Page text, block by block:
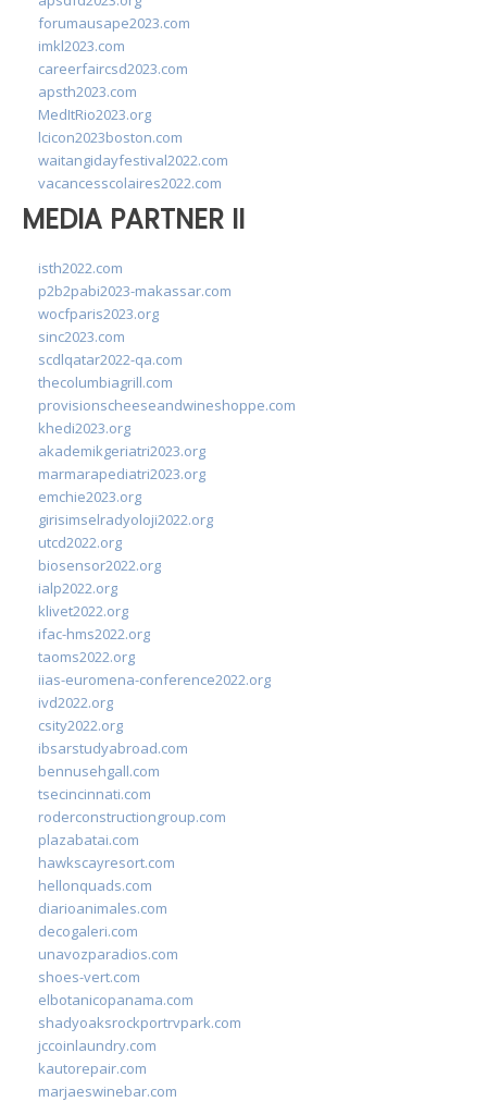
forumausape2023.com
imkl2023.com
careerfaircsd2023.com
apsth2023.com
MedItRio2023.org
lcicon2023boston.com
waitangidayfestival2022.com
vacancesscolaires2022.com
MEDIA PARTNER II
isth2022.com
p2b2pabi2023-makassar.com
wocfparis2023.org
sinc2023.com
scdlqatar2022-qa.com
thecolumbiagrill.com
provisionscheeseandwineshoppe.com
khedi2023.org
akademikgeriatri2023.org
marmarapediatri2023.org
emchie2023.org
girisimselradyoloji2022.org
utcd2022.org
biosensor2022.org
ialp2022.org
klivet2022.org
ifac-hms2022.org
taoms2022.org
iias-euromena-conference2022.org
ivd2022.org
csity2022.org
ibsarstudyabroad.com
bennusehgall.com
tsecincinnati.com
roderconstructiongroup.com
plazabatai.com
hawkscayresort.com
hellonquads.com
diarioanimales.com
decogaleri.com
unavozparadios.com
shoes-vert.com
elbotanicopanama.com
shadyoaksrockportrvpark.com
jccoinlaundry.com
kautorepair.com
marjaeswinebar.com